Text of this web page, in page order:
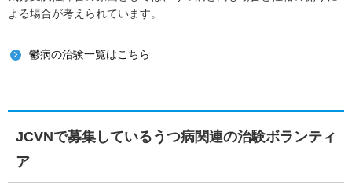
よる場合が考えられています。
鬱病の治験一覧はこちら
JCVNで募集しているうつ病関連の治験ボランティ
ア